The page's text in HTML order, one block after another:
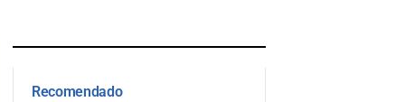
Recomendado